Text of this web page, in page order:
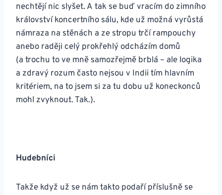
nechtějí nic slyšet. A tak se buď vracím do zimního
království koncertního sálu, kde už možná vyrůstá
námraza na stěnách a ze stropu trčí rampouchy
anebo raději celý prokřehlý odcházím domů
(a trochu to ve mně samozřejmě brblá – ale logika
a zdravý rozum často nejsou v Indii tím hlavním
kritériem, na to jsem si za tu dobu už koneckonců
mohl zvyknout. Tak.).
Hudebníci
Takže když už se nám takto podaří příslušně se